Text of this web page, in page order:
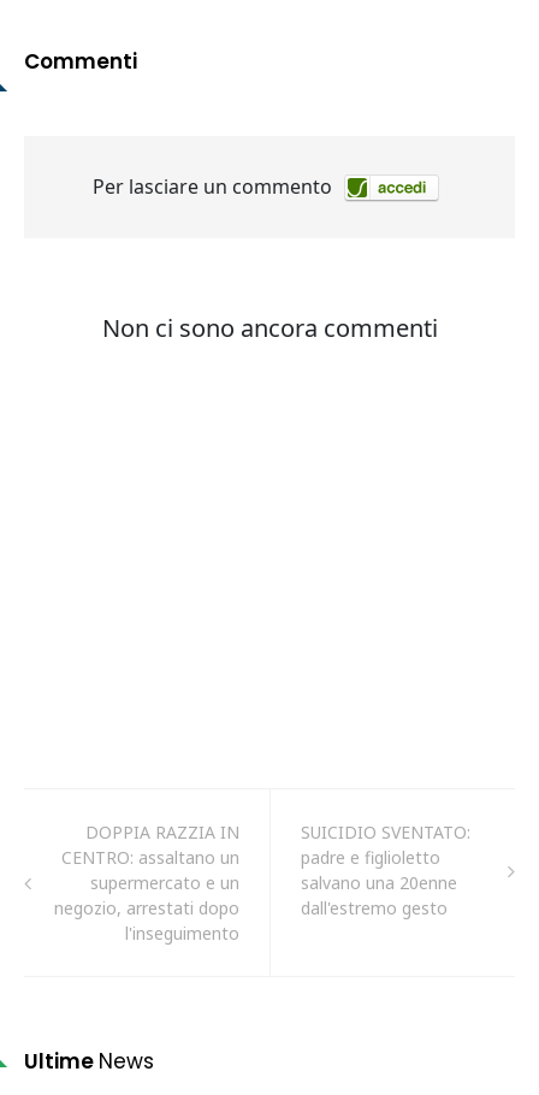
Commenti
DOPPIA RAZZIA IN
CENTRO: assaltano un
supermercato e un
negozio, arrestati dopo
l'inseguimento
SUICIDIO SVENTATO:
padre e figlioletto
salvano una 20enne
dall'estremo gesto
Ultime News